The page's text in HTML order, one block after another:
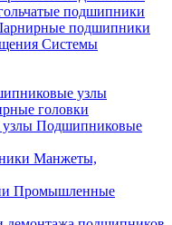
подшипники
подшипники
Системы
узлы
головки
Подшипниковые
Манжеты,
Промышленные